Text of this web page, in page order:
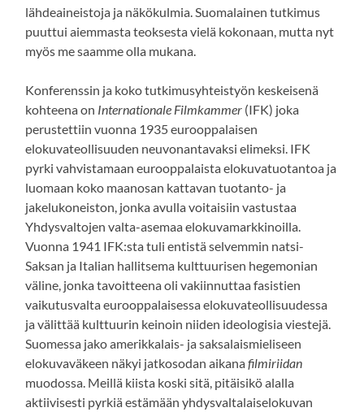
lähdeaineistoja ja näkökulmia. Suomalainen tutkimus
puuttui aiemmasta teoksesta vielä kokonaan, mutta nyt
myös me saamme olla mukana.
Konferenssin ja koko tutkimusyhteistyön keskeisenä
kohteena on Internationale Filmkammer (IFK) joka
perustettiin vuonna 1935 eurooppalaisen
elokuvateollisuuden neuvonantavaksi elimeksi. IFK
pyrki vahvistamaan eurooppalaista elokuvatuotantoa ja
luomaan koko maanosan kattavan tuotanto- ja
jakelukoneiston, jonka avulla voitaisiin vastustaa
Yhdysvaltojen valta-asemaa elokuvamarkkinoilla.
Vuonna 1941 IFK:sta tuli entistä selvemmin natsi-
Saksan ja Italian hallitsema kulttuurisen hegemonian
väline, jonka tavoitteena oli vakiinnuttaa fasistien
vaikutusvalta eurooppalaisessa elokuvateollisuudessa
ja välittää kulttuurin keinoin niiden ideologisia viestejä.
Suomessa jako amerikkalais- ja saksalaismieliseen
elokuvaväkeen näkyi jatkosodan aikanafilmiriidan
muodossa. Meillä kiista koski sitä, pitäisikö alalla
aktiivisesti pyrkiä estämään yhdysvaltalaiselokuvan